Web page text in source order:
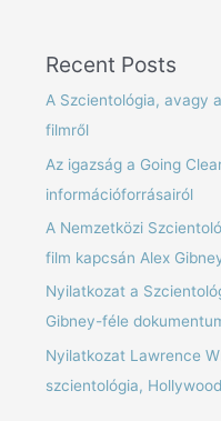
Recent Posts
A Szcientológia, avagy
filmről
Az igazság a Going
információforrásairól
A Nemzetközi
film kapcsán Alex
Nyilatkozat a
Gibney-féle
Nyilatkozat Lawrence
szcientológia,